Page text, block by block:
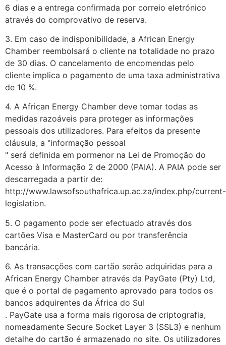
6 dias e a entrega confirmada por correio eletrónico
através do comprovativo de reserva.
3. Em caso de indisponibilidade, a African Energy
Chamber reembolsará o cliente na totalidade no prazo
de 30 dias. O cancelamento de encomendas pelo
cliente implica o pagamento de uma taxa administrativa
de 10 %.
4. A African Energy Chamber deve tomar todas as
medidas razoáveis para proteger as informações
pessoais dos utilizadores. Para efeitos da presente
cláusula, a "informação pessoal
" será definida em pormenor na Lei de Promoção do
Acesso à Informação 2 de 2000 (PAIA). A PAIA pode ser
descarregada a partir de:
http://www.lawsofsouthafrica.up.ac.za/index.php/current-
legislation.
5. O pagamento pode ser efectuado através dos
cartões Visa e MasterCard ou por transferência
bancária.
6. As transacções com cartão serão adquiridas para a
African Energy Chamber através da PayGate (Pty) Ltd,
que é o portal de pagamento aprovado para todos os
bancos adquirentes da África do Sul
. PayGate usa a forma mais rigorosa de criptografia,
nomeadamente Secure Socket Layer 3 (SSL3) e nenhum
detalhe do cartão é armazenado no site. Os utilizadores